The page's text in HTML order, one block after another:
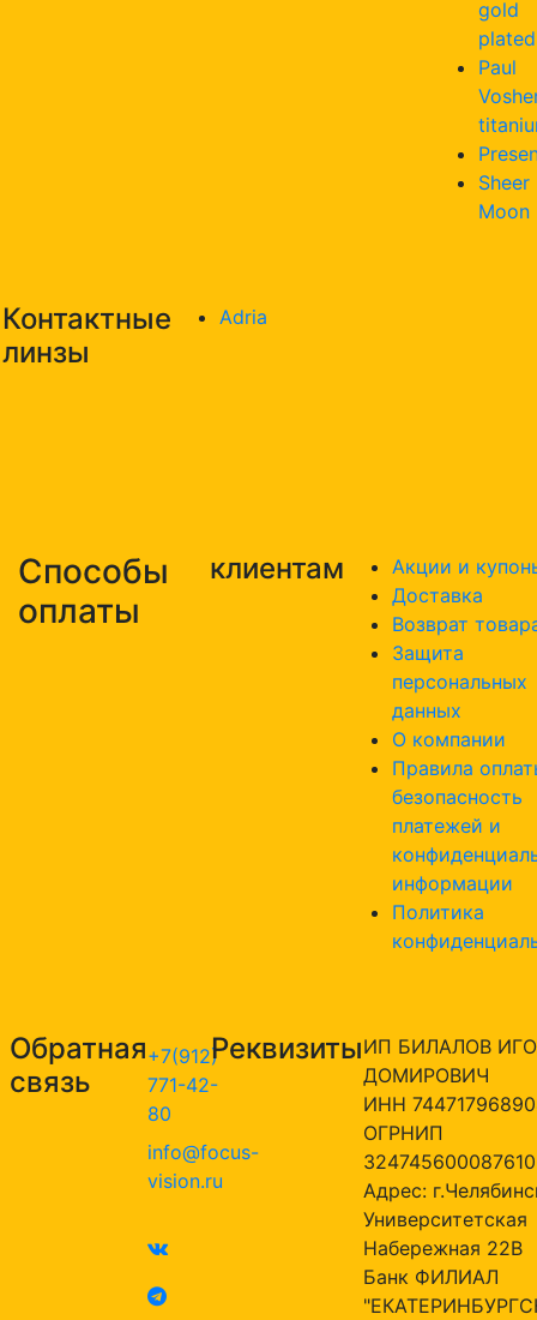
gold
plated
Paul
Sheer
Moon
Контактные
линзы
Adria
Способы
оплаты
клиентам
Акции и
Доставка
Возврат
Защита
персональных
данных
О компании
Правила
безопасность
платежей и
информации
Политика
Обратная
связь
+7(912)
771-42-
80
info@focus-
vision.ru
РеквизитыИП БИЛАЛОВ
ДОМИРОВИЧ
ИНН
ОГРНИП
324745600087610
Адрес:
Университетская
Набережная 22В
Банк ФИЛИАЛ